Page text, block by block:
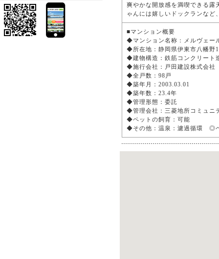
爽やかな開放感を満喫できる露
ゃんには嬉しいドックランなど
■マンション概要
◆マンション名称：メルヴェ
◆所在地：静岡県伊東市八幡
◆建物構造：鉄筋コンクリー
◆施行会社：戸田建設株式会
◆全戸数：98戸
◆築年月：2003.03.01
◆築年数：23.4年
◆管理形態：委託
◆管理会社：三菱地所コミュ
◆ペットの飼育：可能
◆その他：温泉：濾過循環 ◎ペ